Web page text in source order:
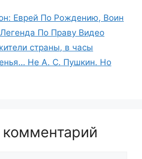
Еврей По Рождению, Воин
По Праву Видео
страны, в часы
Не А. С. Пушкин. Но
комментарий